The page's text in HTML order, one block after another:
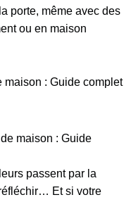
porte, même avec des
ou en maison
maison : Guide complet
passent par la
Et si votre